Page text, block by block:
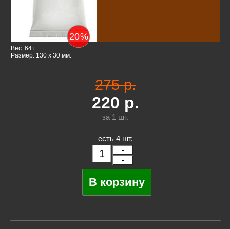
20%
Вес: 64 г.
Размер: 130 x 30 мм.
275 р.
220 р.
за 1 шт.
есть 4 шт.